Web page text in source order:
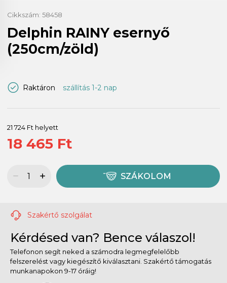
Cikkszám: 58458
Delphin RAINY esernyő
(250cm/zöld)
Raktáron szállítás 1-2 nap
21 724 Ft helyett
18 465 Ft
SZÁKOLOM
Szakértő szolgálat
Kérdésed van? Bence válaszol!
Telefonon segít neked a számodra legmegfelelőbb
felszerelést vagy kiegészítő kiválasztani. Szakértő támogatás
munkanapokon 9-17 óráig!